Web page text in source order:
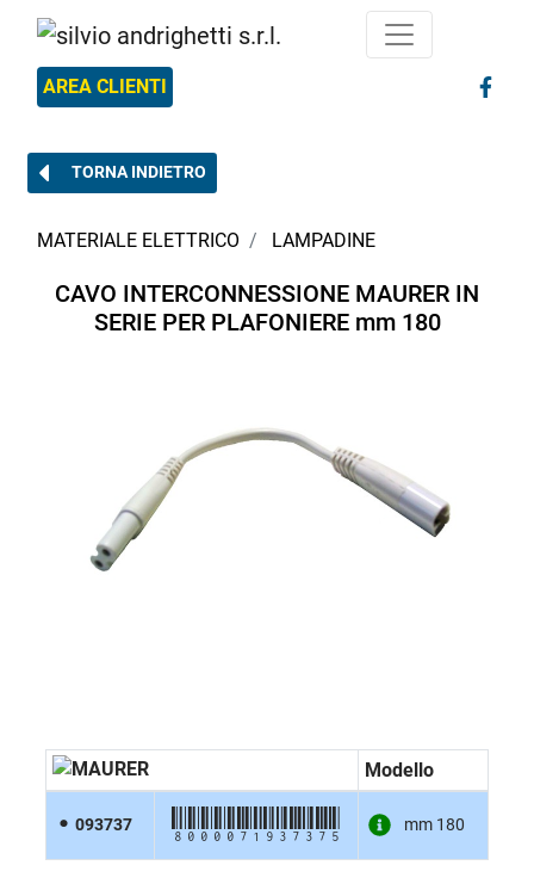
AREA CLIENTI
TORNA INDIETRO
MATERIALE ELETTRICO LAMPADINE
CAVO INTERCONNESSIONE MAURER IN
SERIE PER PLAFONIERE mm 180
Modello
093737 8000071937375 mm 180